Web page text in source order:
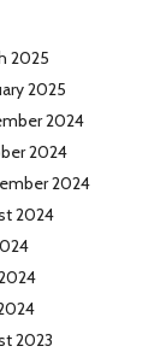
2025
2025
2024
2024
2024
2024
2023